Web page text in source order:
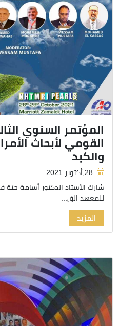
المؤتمر السنوي
القومي لأبحاث
والكبد
28,أكتوبر 2021
شارك الأستاذ الدكتور أسامة حتة
للمعهد الق...
المزيد